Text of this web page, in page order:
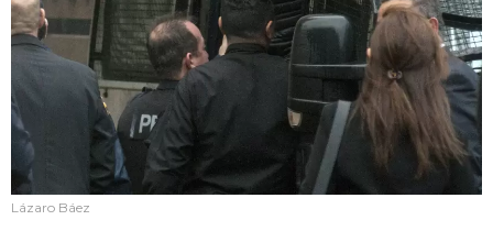
Lázaro Báez